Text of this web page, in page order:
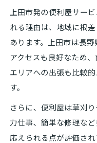
便利屋が誤配
ック法
高地の南牧村へ便
便利屋が高原
上田市発の便利屋サー
れる理由は、地域に根
あります。上田市は長
アクセスも良好なため
エリアへの出張も比較
す。
さらに、便利屋は草刈
力仕事、簡単な修理な
応えられる点が評価さ